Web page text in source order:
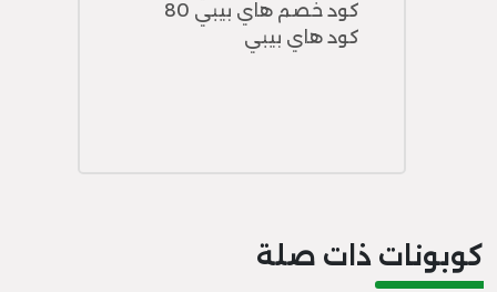
كود خصم هاي بيبي 80
كود هاي بيبي
كوبونات ذات صلة